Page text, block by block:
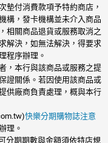
墊付消費款項予特約商店，
構，發卡機構並未介入商品
相關商品退貨或服務取消之
解決，如無法解決，得要求
程序辦理。
，本行與該商品或服務之提
證關係。若因使用該商品或
供廠商負責處理，概與本行
快樂分期購物誌注意
理。
分期期數與金額須依特店規